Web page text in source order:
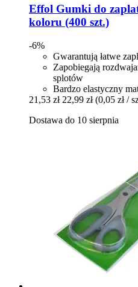
Effol Gumki do
koloru (400 szt.)
-6%
Gwarantują łatwe
Zapobiegają
splotów
Bardzo elastyczny
21,53 zł 22,99 zł (0,05 zł /
Dostawa do 10 sierpnia